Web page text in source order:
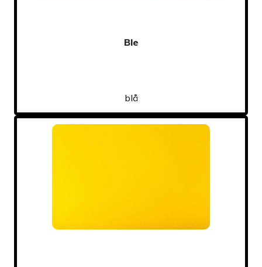
Ble
blå